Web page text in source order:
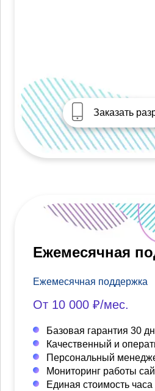
Заказать
Ежемесячная
Ежемесячная поддержка
От 10 000 ₽/мес.
Базовая гарантия 30
Качественный и
Персональный
Мониторинг работы
Единая стоимость часа